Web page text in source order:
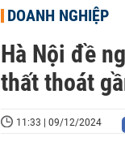
DOANH NGHIỆP
Hà Nội đề
thất thoát
11:33 | 09/12/2024